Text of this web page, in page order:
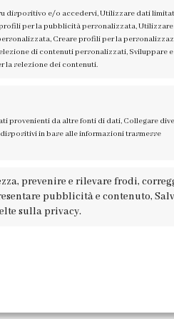
dispositivo e/o accedervi, Utilizzare dati
per la pubblicità personalizzata,
Creare profili per la
di contenuti personalizzati, Sviluppare
la selezione dei contenuti.
provenienti da altre fonti di dati, Collegare
in base alle informazioni trasmesse
prevenire e rilevare frodi,
pubblicità e contenuto,
sulla privacy.
NEWSLETTER
– ©ABRALUX SRL P.IVA